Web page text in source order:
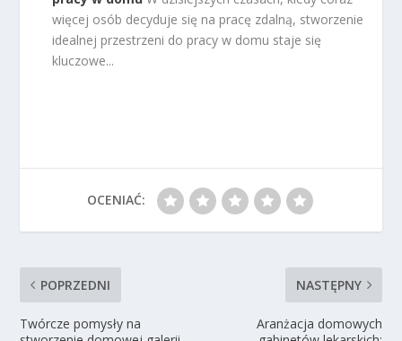
więcej osób decyduje się na pracę zdalną, stworzenie
idealnej przestrzeni do pracy w domu staje się
kluczowe...
OCENIAĆ:
POPRZEDNI
Twórcze pomysły na
NASTĘPNY
Aranżacja domowych